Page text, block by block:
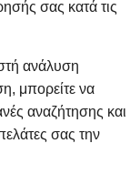
σας κατά τις
ανάλυση
μπορείτε να
αναζήτησης και
σας την